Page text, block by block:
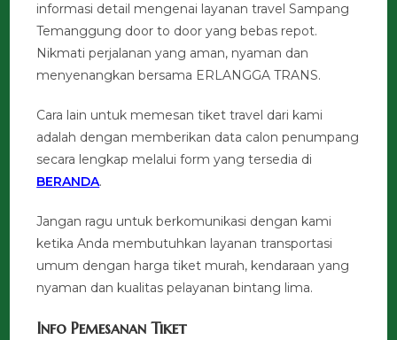
informasi detail mengenai layanan travel Sampang
Temanggung door to door yang bebas repot.
Nikmati perjalanan yang aman, nyaman dan
menyenangkan bersama ERLANGGA TRANS.
Cara lain untuk memesan tiket travel dari kami
adalah dengan memberikan data calon penumpang
secara lengkap melalui form yang tersedia di
BERANDA.
Jangan ragu untuk berkomunikasi dengan kami
ketika Anda membutuhkan layanan transportasi
umum dengan harga tiket murah, kendaraan yang
nyaman dan kualitas pelayanan bintang lima.
Info Pemesanan Tiket